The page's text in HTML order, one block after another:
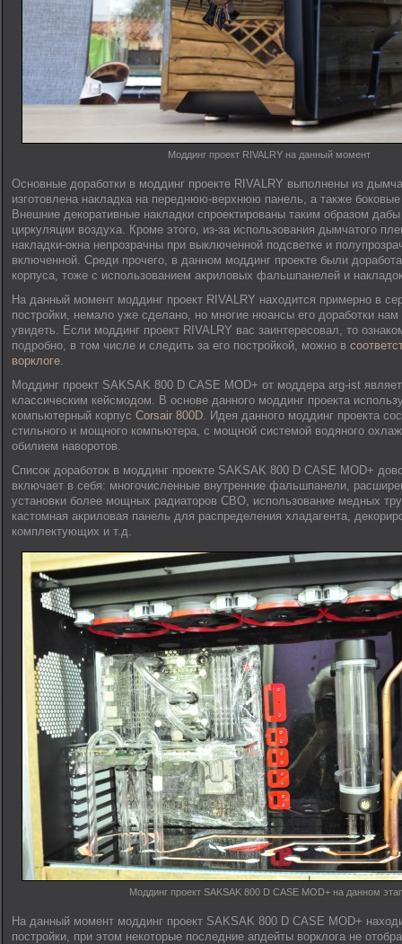
Моддинг проект RIVALRY на данный момент
Основные доработки в моддинг проекте RIVALRY выполнены из
изготовлена накладка на переднюю-верхнюю панель, а также боковые
Внешние декоративные накладки спроектированы таким образом
циркуляции воздуха. Кроме этого, из-за использования дымчатого
накладки-окна непрозрачны при выключенной подсветке и
включенной. Среди прочего, в данном моддинг проекте были
корпуса, тоже с использованием акриловых фальшпанелей и
На данный момент моддинг проект RIVALRY находится примерно в
постройки, немало уже сделано, но многие нюансы его доработки
увидеть. Если моддинг проект RIVALRY вас заинтересовал, то
подробно, в том числе и следить за его постройкой, можно в
ворклоге.
Моддинг проект SAKSAK 800 D CASE MOD+ от моддера arg-ist
классическим кейсмодом. В основе данного моддинг проекта
компьютерный корпус Corsair 800D. Идея данного моддинг проекта
стильного и мощного компьютера, с мощной системой водяного
обилием наворотов.
Список доработок в моддинг проекте SAKSAK 800 D CASE MOD+
включает в себя: многочисленные внутренние фальшпанели,
установки более мощных радиаторов СВО, использование медных
кастомная акриловая панель для распределения хладагента,
комплектующих и т.д.
Моддинг проект SAKSAK 800 D CASE MOD+ на данном
На данный момент моддинг проект SAKSAK 800 D CASE MOD+
постройки, при этом некоторые последние апдейты ворклога не